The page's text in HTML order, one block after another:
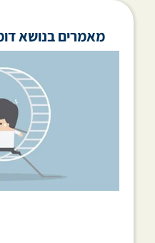
מאמרים בנושא